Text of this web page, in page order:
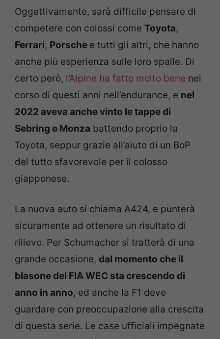
Oggettivamente, sarà difficile pensare di
competere con colossi come Toyota,
Ferrari, Porsche e tutti gli altri, che hanno
anche più esperienza sulle loro spalle. Di
certo però, l’Alpine ha fatto molto bene nel
corso di questi anni nell’endurance, e nel
2022 aveva anche vinto le tappe di
Sebring e Monza battendo proprio la
Toyota, seppur grazie all’aiuto di un BoP
del tutto sfavorevole per il colosso
giapponese.
La nuova auto si chiama A424, e punterà
sicuramente ad ottenere un risultato di
rilievo. Per Schumacher si tratterà di una
grande occasione, dal momento che il
blasone del FIA WEC sta crescendo di
anno in anno, ed anche la F1 deve
guardare con preoccupazione alla crescita
di questa serie. Le case ufficiali impegnate